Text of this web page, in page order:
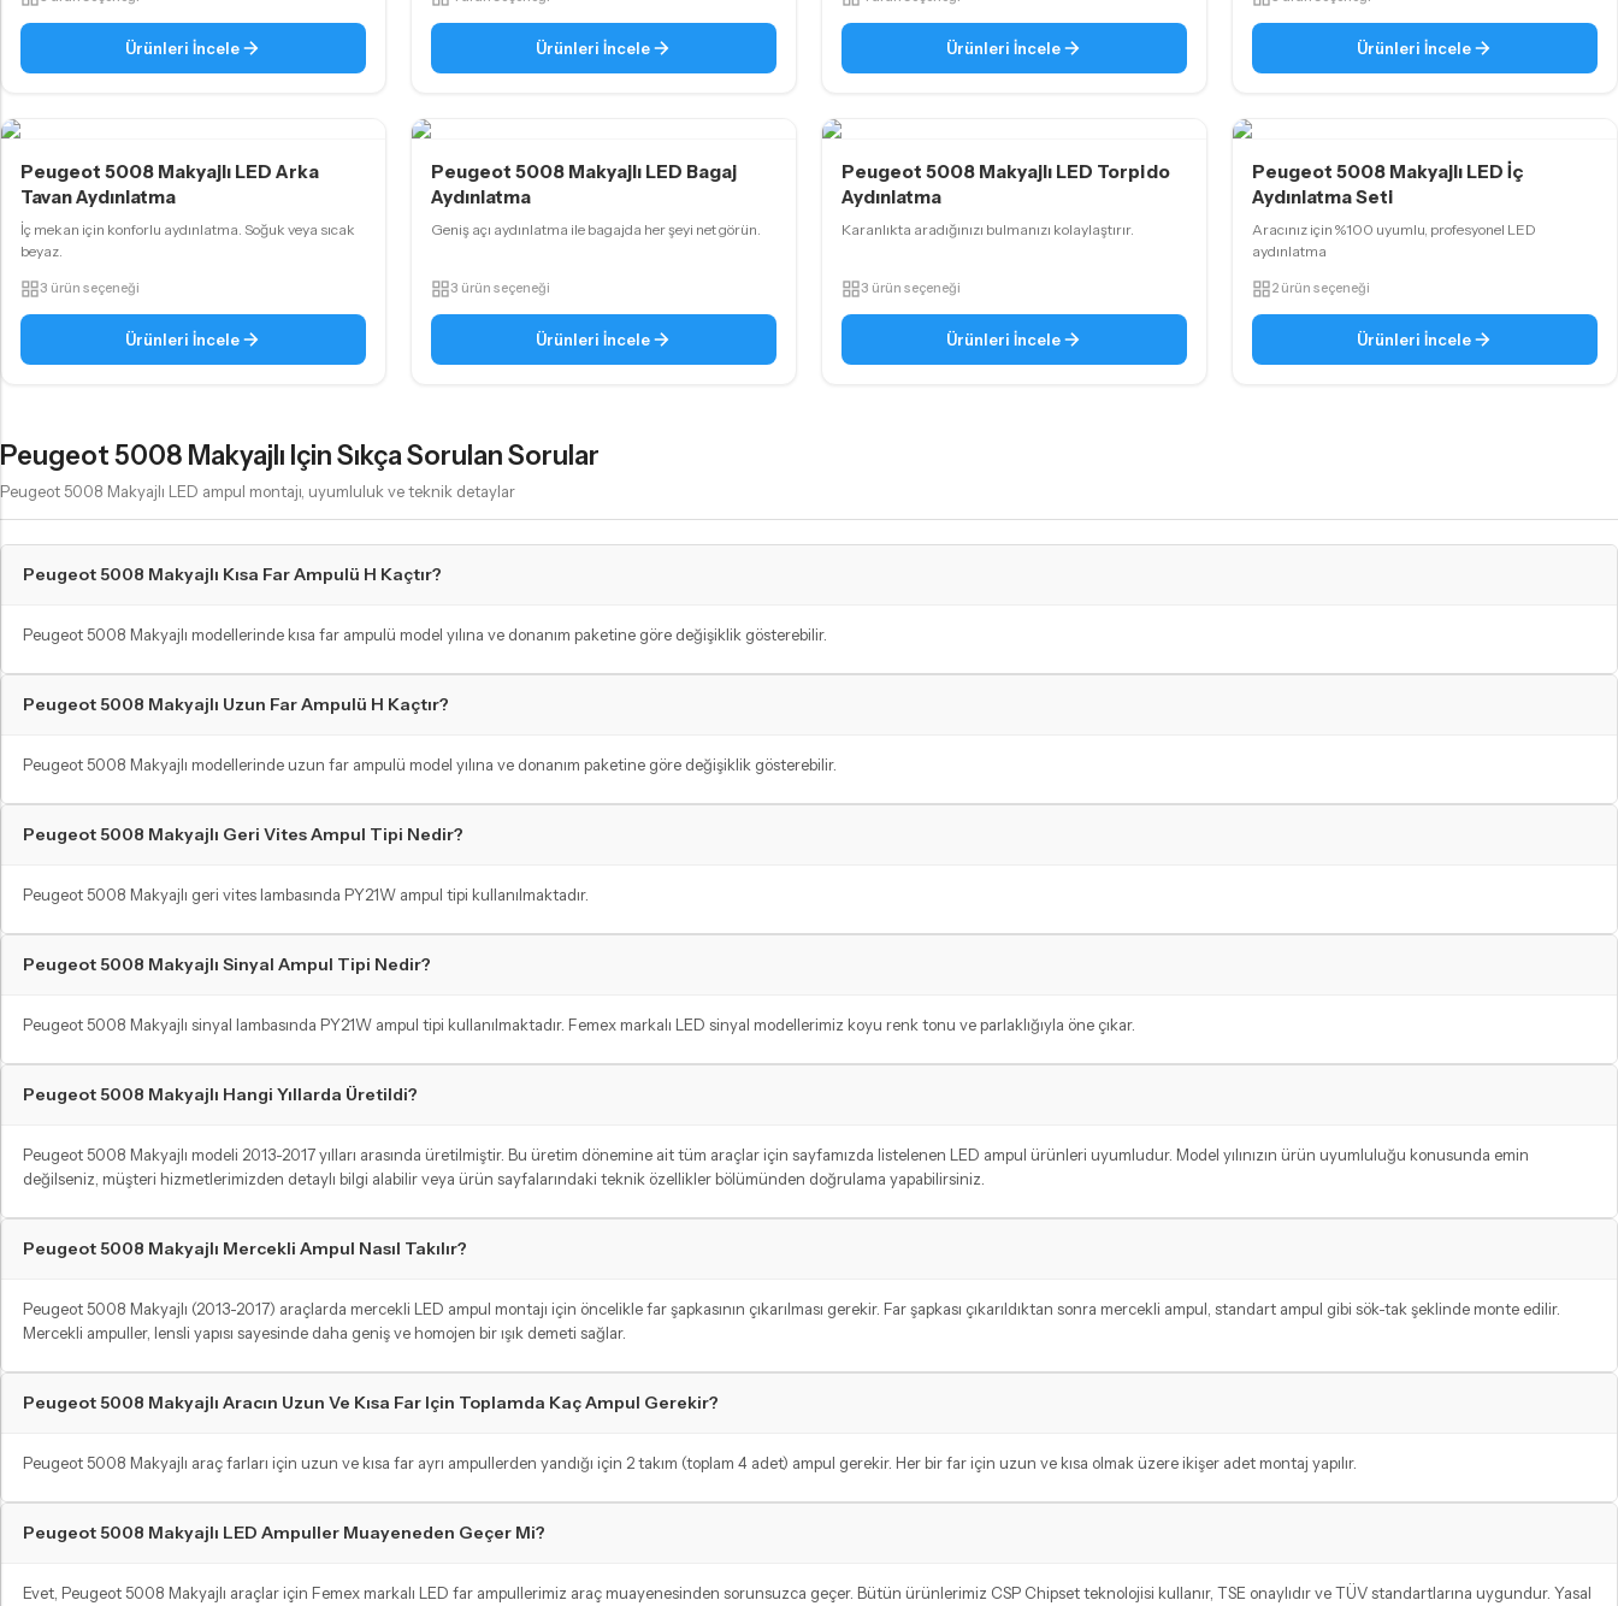
Ürünleri İncele Ürünleri İncele Ürünleri İncele Ürünleri İncele
Peugeot 5008 Makyajlı LED Arka
Tavan Aydınlatma
İç mekan için konforlu aydınlatma. Soğuk veya sıcak
beyaz.
3 ürün seçeneği
Ürünleri İncele
Peugeot 5008 Makyajlı LED Bagaj
Aydınlatma
Geniş açı aydınlatma ile bagajda her şeyi net görün.
3 ürün seçeneği
Ürünleri İncele
Peugeot 5008 Makyajlı LED Torpido
Aydınlatma
Karanlıkta aradığınızı bulmanızı kolaylaştırır.
3 ürün seçeneği
Ürünleri İncele
Peugeot 5008 Makyajlı LED İç
Aydınlatma Seti
Aracınız için %100 uyumlu, profesyonel LED
aydınlatma
2 ürün seçeneği
Ürünleri İncele
Peugeot 5008 Makyajlı Için Sıkça Sorulan Sorular
Peugeot 5008 Makyajlı LED ampul montajı, uyumluluk ve teknik detaylar
Peugeot 5008 Makyajlı Kısa Far Ampulü H Kaçtır?
Peugeot 5008 Makyajlı modellerinde kısa far ampulü model yılına ve donanım paketine göre değişiklik gösterebilir.
Peugeot 5008 Makyajlı Uzun Far Ampulü H Kaçtır?
Peugeot 5008 Makyajlı modellerinde uzun far ampulü model yılına ve donanım paketine göre değişiklik gösterebilir.
Peugeot 5008 Makyajlı Geri Vites Ampul Tipi Nedir?
Peugeot 5008 Makyajlı geri vites lambasında PY21W ampul tipi kullanılmaktadır.
Peugeot 5008 Makyajlı Sinyal Ampul Tipi Nedir?
Peugeot 5008 Makyajlı sinyal lambasında PY21W ampul tipi kullanılmaktadır. Femex markalı LED sinyal modellerimiz koyu renk tonu ve parlaklığıyla öne çıkar.
Peugeot 5008 Makyajlı Hangi Yıllarda Üretildi?
Peugeot 5008 Makyajlı modeli 2013-2017 yılları arasında üretilmiştir. Bu üretim dönemine ait tüm araçlar için sayfamızda listelenen LED ampul ürünleri uyumludur. Model yılınızın ürün uyumluluğu konusunda emin
değilseniz, müşteri hizmetlerimizden detaylı bilgi alabilir veya ürün sayfalarındaki teknik özellikler bölümünden doğrulama yapabilirsiniz.
Peugeot 5008 Makyajlı Mercekli Ampul Nasıl Takılır?
Peugeot 5008 Makyajlı (2013-2017) araçlarda mercekli LED ampul montajı için öncelikle far şapkasının çıkarılması gerekir. Far şapkası çıkarıldıktan sonra mercekli ampul, standart ampul gibi sök-tak şeklinde monte edilir.
Mercekli ampuller, lensli yapısı sayesinde daha geniş ve homojen bir ışık demeti sağlar.
Peugeot 5008 Makyajlı Aracın Uzun Ve Kısa Far Için Toplamda Kaç Ampul Gerekir?
Peugeot 5008 Makyajlı araç farları için uzun ve kısa far ayrı ampullerden yandığı için 2 takım (toplam 4 adet) ampul gerekir. Her bir far için uzun ve kısa olmak üzere ikişer adet montaj yapılır.
Peugeot 5008 Makyajlı LED Ampuller Muayeneden Geçer Mi?
Evet, Peugeot 5008 Makyajlı araçlar için Femex markalı LED far ampullerimiz araç muayenesinden sorunsuzca geçer. Bütün ürünlerimiz CSP Chipset teknolojisi kullanır, TSE onaylıdır ve TÜV standartlarına uygundur. Yasal
D4S LED Ampul
D5S LED Ampul
KÜÇÜK AMPUL TIPLERI
T10 - W5W LED Ampul
T15 - W16W LED Ampul
T20 - W21W LED Ampul
P21W - PY21W Tip LED Ampul
P21/5W - 1157 Tip LED Ampul
PY24W LED Ampul
PW24W LED Ampul
C5W - C10W Sofit LED Ampul